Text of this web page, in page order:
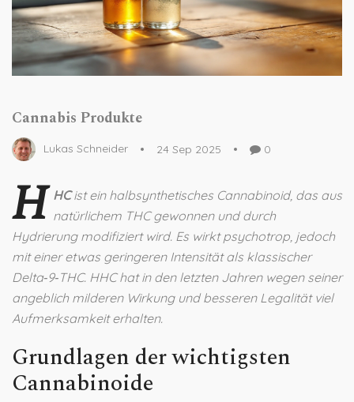
Cannabis Produkte
Lukas Schneider 24 Sep 2025 0
H HCist ein halbsynthetisches Cannabinoid, das aus
natürlichem THC gewonnen und durch
Hydrierung modifiziert wird. Es wirkt psychotrop, jedoch
mit einer etwas geringeren Intensität als klassischer
Delta‑9‑THC. HHC hat in den letzten Jahren wegen seiner
angeblich milderen Wirkung und besseren Legalität viel
Aufmerksamkeit erhalten.
Grundlagen der wichtigsten
Cannabinoide